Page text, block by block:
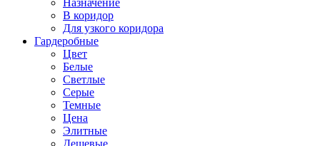
Назначение
В коридор
Для узкого коридора
Гардеробные
Цвет
Белые
Светлые
Серые
Темные
Цена
Элитные
Дешевые